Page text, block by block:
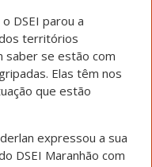
DSEI parou a
territórios
saber se estão com
Elas têm nos
que estão
expressou a sua
DSEI Maranhão com